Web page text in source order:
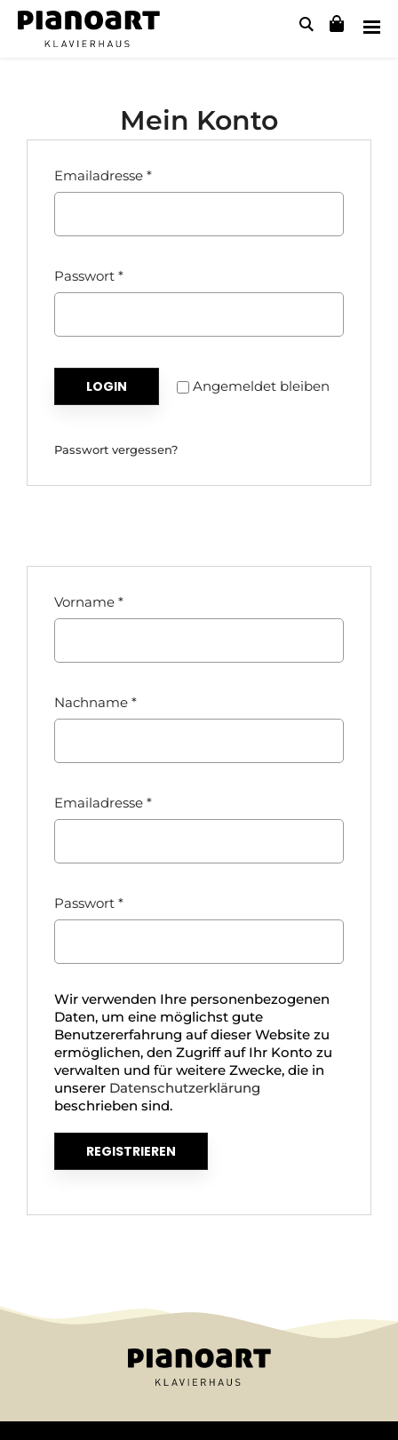
Mein Konto
Emailadresse *
Passwort *
LOGIN Angemeldet bleiben
Passwort vergessen?
Vorname *
Nachname *
Emailadresse *
Passwort *
Wir verwenden Ihre personenbezogenen
Daten, um eine möglichst gute
Benutzererfahrung auf dieser Website zu
ermöglichen, den Zugriff auf Ihr Konto zu
verwalten und für weitere Zwecke, die in
unserer Datenschutzerklärung
beschrieben sind.
REGISTRIEREN